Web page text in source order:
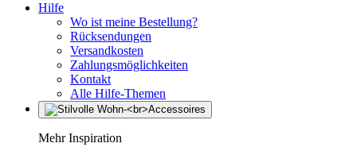
Hilfe
Wo ist meine Bestellung?
Rücksendungen
Versandkosten
Zahlungsmöglichkeiten
Kontakt
Alle Hilfe-Themen
Mehr Inspiration